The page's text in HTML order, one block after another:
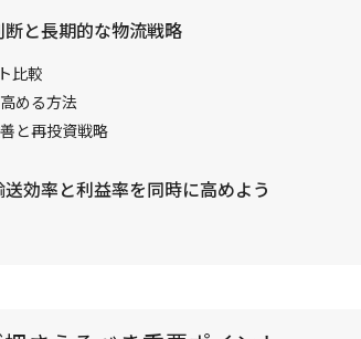
と長期的な物流戦略
比較
める方法
と再投資戦略
効率と利益率を同時に高めよう